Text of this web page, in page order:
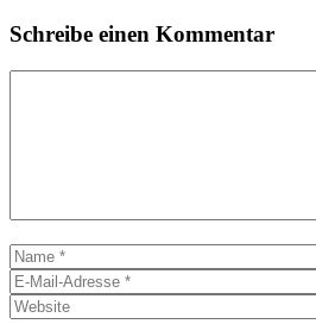
Schreibe einen Kommentar
Name